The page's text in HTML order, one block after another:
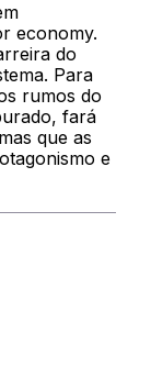
economy.
do
Para
rumos do
fará
que as
e